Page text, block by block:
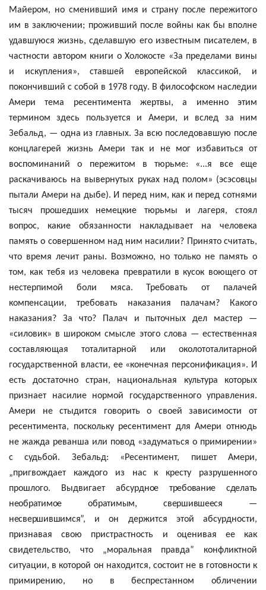
Майером, но сменивший имя и страну после пережитого
им в заключении; проживший после войны как бы вполне
удавшуюся жизнь, сделавшую его известным писателем, в
частности автором книги о Холокосте «За пределами вины
и искупления», ставшей европейской классикой, и
покончивший с собой в 1978 году. В философском наследии
Амери тема ресентимента жертвы, а именно этим
термином здесь пользуется и Амери, и вслед за ним
Зебальд, — одна из главных. За всю последовавшую после
концлагерей жизнь Амери так и не мог избавиться от
воспоминаний о пережитом в тюрьме: «...я все еще
раскачиваюсь на вывернутых руках над полом» (эсэсовцы
пытали Амери на дыбе). И перед ним, как и перед сотнями
тысяч прошедших немецкие тюрьмы и лагеря, стоял
вопрос, какие обязанности накладывает на человека
память о совершенном над ним насилии? Принято считать,
что время лечит раны. Возможно, но только не память о
том, как тебя из человека превратили в кусок воющего от
нестерпимой боли мяса. Требовать от палачей
компенсации, требовать наказания палачам? Какого
наказания? За что? Палач и пыточных дел мастер —
«силовик» в широком смысле этого слова — естественная
составляющая тоталитарной или околототалитарной
государственной власти, ее «конечная персонификация». И
есть достаточно стран, национальная культура которых
признает насилие нормой государственного управления.
Амери не стыдится говорить о своей зависимости от
ресентимента, поскольку ресентимент дляАмери отнюдь
не жажда реванша или повод «задуматься о примирении»
с судьбой. Зебальд: «Ресентимент, пишетАмери,
„пригвождает каждого из нас к кресту разрушенного
прошлого. Выдвигает абсурдное требование сделать
необратимое обратимым, свершившееся —
несвершившимся”, и он держится этой абсурдности,
признавая свою пристрастность и оценивая ее как
свидетельство, что „моральная правда” конфликтной
ситуации, в которой он находится, состоит не в готовности к
примирению, но в беспрестанном обличении